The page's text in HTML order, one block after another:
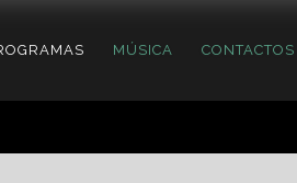
MÚSICA CONTACTOS